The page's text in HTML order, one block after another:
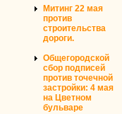
Митинг 22 мая
против
строительства
дороги.
Общегородской
сбор подписей
против точечной
застройки: 4 мая
на Цветном
бульваре